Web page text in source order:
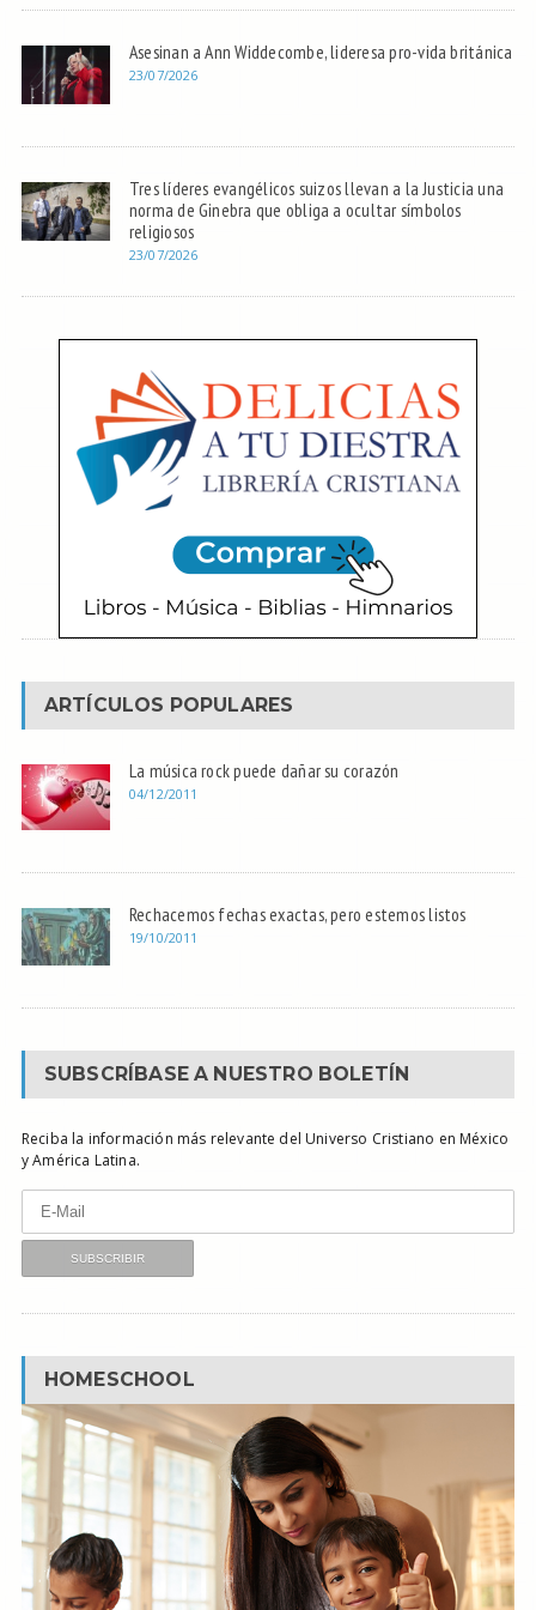
Asesinan a Ann Widdecombe, lideresa pro-vida británica
23/07/2026
Tres líderes evangélicos suizos llevan a la Justicia una
norma de Ginebra que obliga a ocultar símbolos
religiosos
23/07/2026
ARTÍCULOS POPULARES
La música rock puede dañar su corazón
04/12/2011
Rechacemos fechas exactas, pero estemos listos
19/10/2011
SUBSCRÍBASE A NUESTRO BOLETÍN
Reciba la información más relevante del Universo Cristiano en México
y América Latina.
HOMESCHOOL